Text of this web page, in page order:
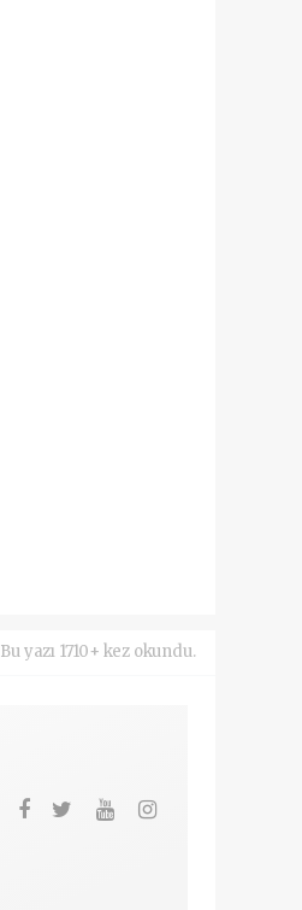
Bu yazı 1710+ kez okundu.